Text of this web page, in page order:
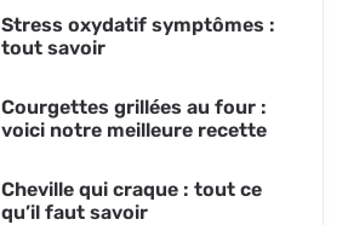
Stress oxydatif symptômes :
tout savoir
Courgettes grillées au four :
voici notre meilleure recette
Cheville qui craque : tout ce
qu’il faut savoir